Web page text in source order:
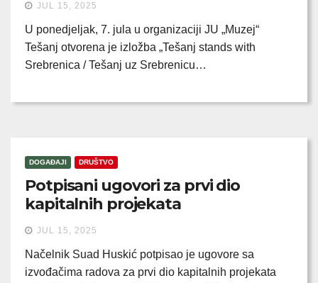
JUL 15, 2025
U ponedjeljak, 7. jula u organizaciji JU „Muzej“
Tešanj otvorena je izložba „Tešanj stands with
Srebrenica / Tešanj uz Srebrenicu…
DOGAĐAJI DRUŠTVO
Potpisani ugovori za prvi dio
kapitalnih projekata
JUL 15, 2025
Načelnik Suad Huskić potpisao je ugovore sa
izvođačima radova za prvi dio kapitalnih projekata